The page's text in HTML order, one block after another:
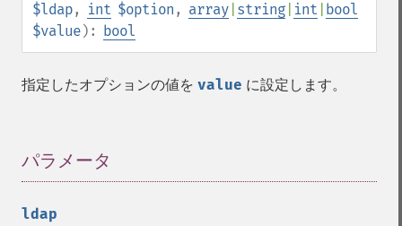
$ldap, int $option , array string int bool
$value): bool
指定したオプションの値を value に設定します。
パラメータ
ldap